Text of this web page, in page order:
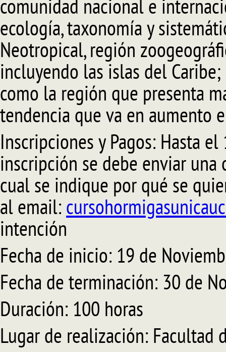
comunidad nacional e
ecología, taxonomía y
Neotropical, región
incluyendo las islas del
como la región que presenta
tendencia que va en aumento
Inscripciones y Pagos: Hasta
inscripción se debe enviar
cual se indique por qué se
al email:
intención
Fecha de inicio: 19 de
Fecha de terminación: 30 de
Duración: 100 horas
Lugar de realización: Facultad